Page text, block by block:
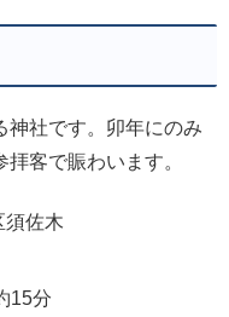
神社です。卯年にのみ
客で賑わいます。
須佐木
15分